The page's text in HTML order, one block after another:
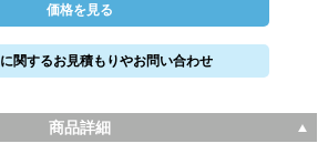
価格を見る
関するお見積もりやお問い合わせ
商品詳細